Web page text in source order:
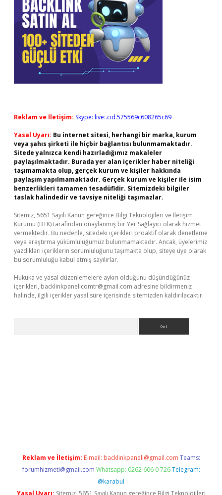
Reklam ve İletişim: Skype: live:.cid.575569c608265c69
Yasal Uyarı: Bu internet sitesi, herhangi bir marka, kurum
veya şahıs şirketi ile hiçbir bağlantısı bulunmamaktadır.
Sitede yalnızca kendi hazırladığımız makaleler
paylaşılmaktadır. Burada yer alan içerikler haber niteliği
taşımamakta olup, gerçek kurum ve kişiler hakkında
paylaşım yapılmamaktadır. Gerçek kurum ve kişiler ile isim
benzerlikleri tamamen tesadüfidir. Sitemizdeki bilgiler
taslak halindedir ve tavsiye niteliği taşımazlar.
Sitemiz, 5651 Sayılı Kanun gereğince Bilgi Teknolojileri ve İletişim
Kurumu (BTK) tarafından onaylanmış bir Yer Sağlayıcı olarak hizmet
vermektedir. Bu nedenle, sitedeki içerikleri proaktif olarak denetleme
veya araştırma yükümlülüğümüz bulunmamaktadır. Ancak, üyelerimiz
yazdıkları içeriklerin sorumluluğunu taşımakta olup, siteye üye olarak
bu sorumluluğu kabul etmiş sayılırlar.
Hukuka ve yasal düzenlemelere aykırı olduğunu düşündüğünüz
içerikleri, backlinkpanelicomtr@gmail.com adresine bildirmeniz
halinde, ilgili içerikler yasal süre içerisinde sitemizden kaldırılacaktır.
Reklam ve İletişim: E-mail: backlinkpaneli@gmail.com Teams:
forumhizmeti@gmail.com Whatsapp: 0262 606 0 726 Telegram:
@karabul
Yasal Uyarı: Sitemiz, 5651 Sayılı Kanun gereğince Bilgi Teknolojileri